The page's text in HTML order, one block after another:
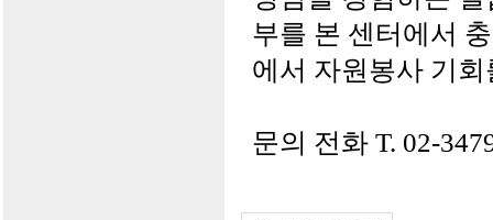
부를 본 센터에서
에서 자원봉사 기
문의 전화 T. 02-